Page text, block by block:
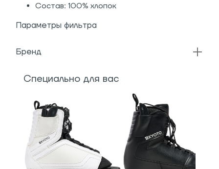
Состав: 100% хлопок
Параметры фильтра
Бренд
Специально для вас